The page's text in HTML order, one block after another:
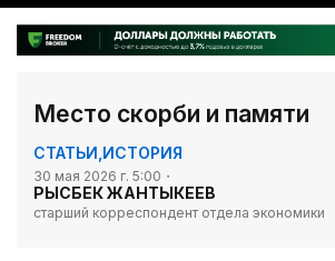
Место скорби и памяти
СТАТЬИ ИСТОРИЯ
30 мая 2026 г. 5:00
РЫСБЕК ЖАНТЫКЕЕВ
старший корреспондент отдела экономики